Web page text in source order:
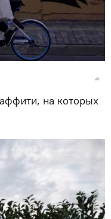
на которых